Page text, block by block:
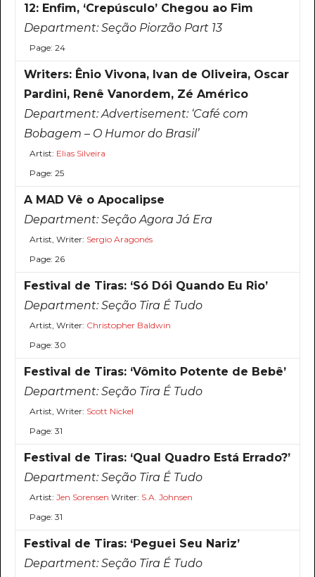
12: Enfim, ‘Crepúsculo’ Chegou ao Fim
Department:Seção Piorzão Part 13
Page: 24
Writers: Ênio Vivona, Ivan de Oliveira, Oscar
Pardini, Renê Vanordem, Zé Américo
Department:Advertisement: ‘Café com
Bobagem – O Humor do Brasil’
Artist: Elias Silveira
Page: 25
A MAD Vê o Apocalipse
Department:Seção Agora Já Era
Artist, Writer: Sergio Aragonés
Page: 26
Festival de Tiras: ‘Só Dói Quando Eu Rio’
Department:Seção Tira É Tudo
Artist, Writer: Christopher Baldwin
Page: 30
Festival de Tiras: ‘Vômito Potente de Bebê’
Department:Seção Tira É Tudo
Artist, Writer: Scott Nickel
Page: 31
Festival de Tiras: ‘Qual Quadro Está Errado?’
Department:Seção Tira É Tudo
Artist: Jen Sorensen Writer: S.A. Johnsen
Page: 31
Festival de Tiras: ‘Peguei Seu Nariz’
Department:Seção Tira É Tudo